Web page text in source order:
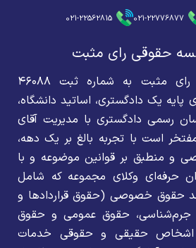
021-22776877
021-22562815
حقوقی رای مثبت
موسسه حقوقی وکلای رای مثبت به شماره ثبت ۴۶۰۸۸
پایه یک دادگستری، اساتید دانشگاه،
رسمی دادگستری با مدیریت آقای
است با تجربه بالغ بر یک دهه،
و منطبق بر قوانین موضوعه و با
حرفه‌ای وکلای مجموعه که شامل
حقوق خصوصی (حقوق قراردادها و
جرم‌شناسی، حقوق عمومی و حقوق
اشخاص حقیقی و حقوقی خدمات